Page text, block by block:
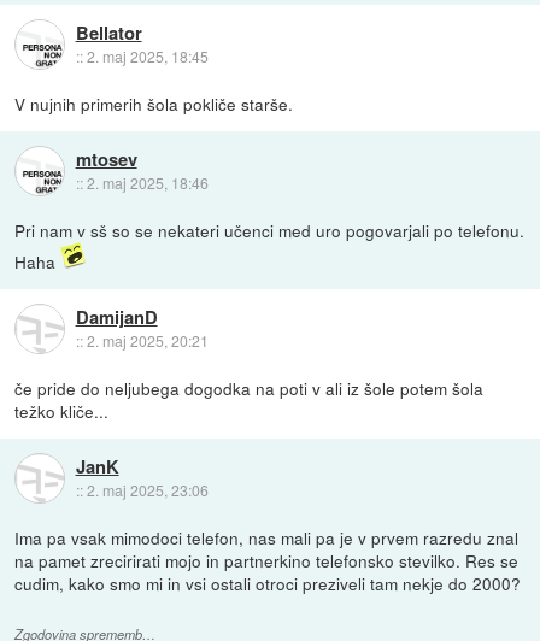
Bellator
::2. maj 2025, 18:45
V nujnih primerih šola pokliče starše.
mtosev
::2. maj 2025, 18:46
Pri nam v sš so se nekateri učenci med uro pogovarjali po telefonu.
Haha
DamijanD
::2. maj 2025, 20:21
če pride do neljubega dogodka na poti v ali iz šole potem šola
težko kliče...
JanK
::2. maj 2025, 23:06
Ima pa vsak mimodoci telefon, nas mali pa je v prvem razredu znal
na pamet zrecirirati mojo in partnerkino telefonsko stevilko. Res se
cudim, kako smo mi in vsi ostali otroci preziveli tam nekje do 2000?
Zgodovina sprememb…